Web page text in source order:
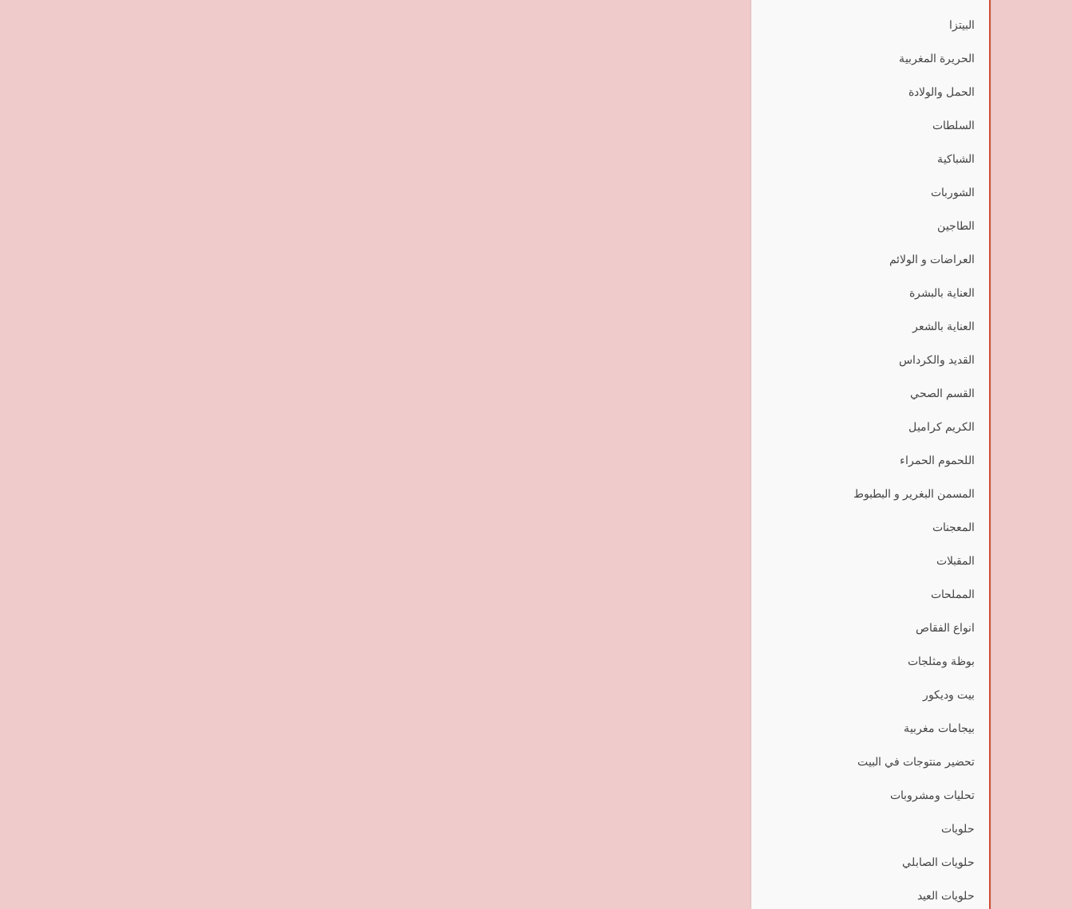
البيتزا
الحريرة المغربية
الحمل والولادة
السلطات
الشباكية
الشوربات
الطاجين
العراضات و الولائم
العناية بالبشرة
العناية بالشعر
القديد والكرداس
القسم الصحي
الكريم كراميل
اللحموم الحمراء
المسمن البغرير و البطبوط
المعجنات
المقبلات
المملحات
انواع الفقاص
بوظة ومثلجات
بيت وديكور
بيجامات مغربية
تحضير منتوجات في البيت
تحليات ومشروبات
حلويات
حلويات الصابلي
حلويات العيد